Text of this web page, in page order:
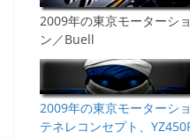
2009年の東京モーターシ
ン／Buell
2009年の東京モーターシ
テネレコンセプト、